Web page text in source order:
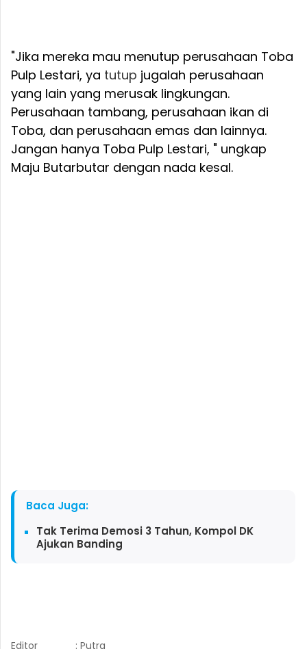
"Jika mereka mau menutup perusahaan Toba
Pulp Lestari, ya tutup jugalah perusahaan
yang lain yang merusak lingkungan.
Perusahaan tambang, perusahaan ikan di
Toba, dan perusahaan emas dan lainnya.
Jangan hanya Toba Pulp Lestari, " ungkap
Maju Butarbutar dengan nada kesal.
Baca Juga:
Tak Terima Demosi 3 Tahun, Kompol DK
Ajukan Banding
Editor : Putra